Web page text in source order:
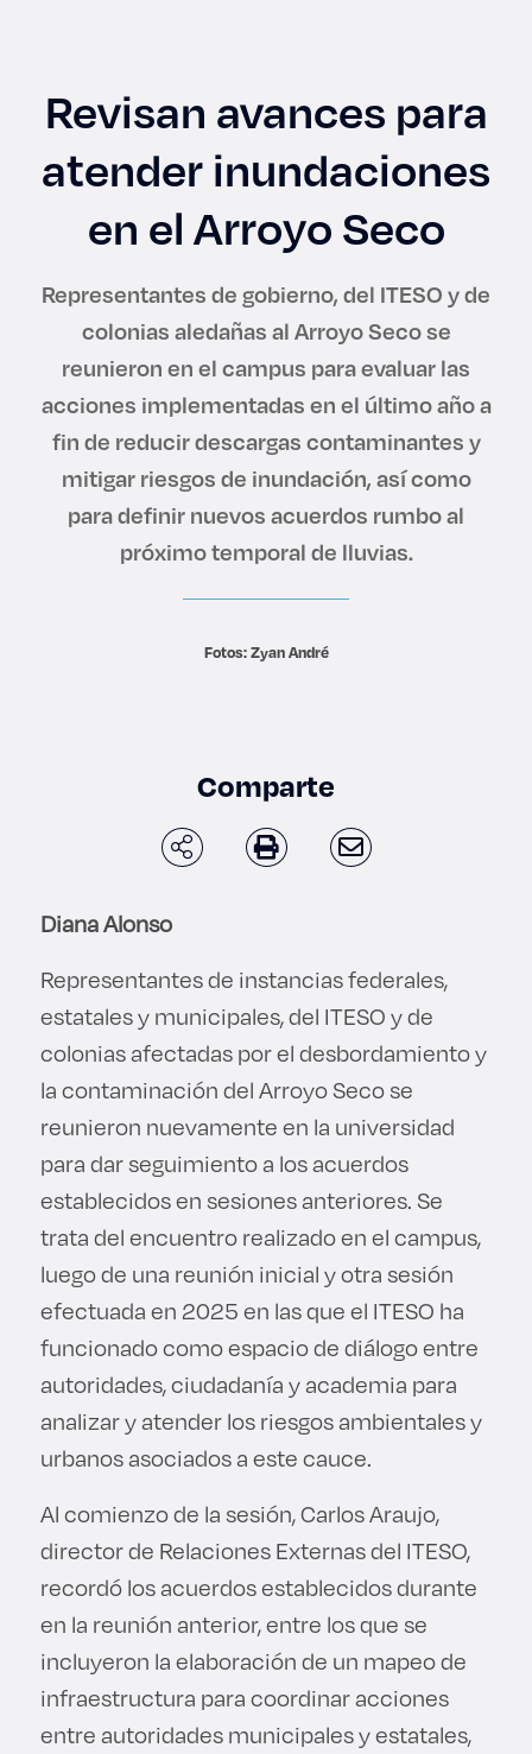
Derecho
Lo más buscado
Carreras
Revisan avances para
atender inundaciones
en el Arroyo Seco
Representantes de gobierno, del ITESO y de
colonias aledañas al Arroyo Seco se
reunieron en el campus para evaluar las
acciones implementadas en el último año a
fin de reducir descargas contaminantes y
mitigar riesgos de inundación, así como
para definir nuevos acuerdos rumbo al
próximo temporal de lluvias.
Fotos: Zyan André
Comparte
Diana Alonso
Representantes de instancias federales,
estatales y municipales, del ITESO y de
colonias afectadas por el desbordamiento y
la contaminación del Arroyo Seco se
reunieron nuevamente en la universidad
para dar seguimiento a los acuerdos
establecidos en sesiones anteriores. Se
trata del encuentro realizado en el campus,
luego de una reunión inicial y otra sesión
efectuada en 2025 en las que el ITESO ha
funcionado como espacio de diálogo entre
autoridades, ciudadanía y academia para
analizar y atender los riesgos ambientales y
urbanos asociados a este cauce.
Al comienzo de la sesión, Carlos Araujo,
director de Relaciones Externas del ITESO,
recordó los acuerdos establecidos durante
en la reunión anterior, entre los que se
incluyeron la elaboración de un mapeo de
infraestructura para coordinar acciones
entre autoridades municipales y estatales,